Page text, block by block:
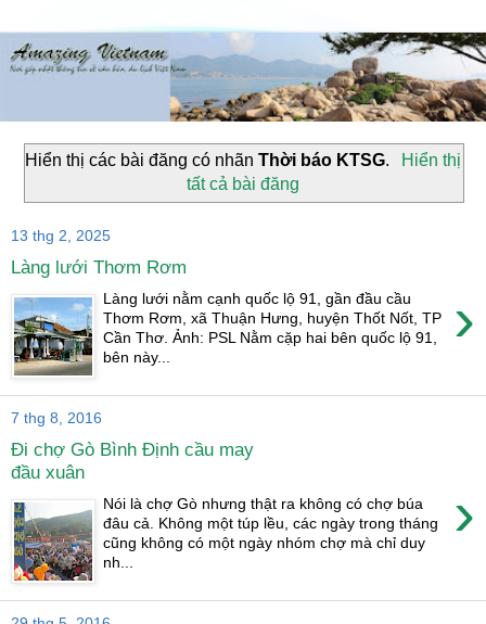
Hiển thị các bài đăng có nhãnThời báo KTSG.
Hiển thị
tất cả bài đăng
13 thg 2, 2025
Làng lưới Thơm Rơm
›
Làng lưới nằm cạnh quốc lộ 91, gần đầu cầu
Thơm Rơm, xã Thuận Hưng, huyện Thốt Nốt, TP
Cần Thơ. Ảnh: PSL Nằm cặp hai bên quốc lộ 91,
bên này...
7 thg 8, 2016
Đi chợ Gò Bình Định cầu may
đầu xuân
›
Nói là chợ Gò nhưng thật ra không có chợ búa
đâu cả. Không một túp lều, các ngày trong tháng
cũng không có một ngày nhóm chợ mà chỉ duy
nh...